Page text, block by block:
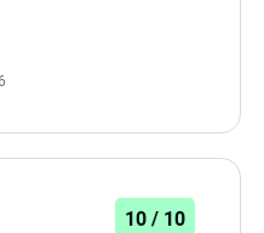
10 / 10